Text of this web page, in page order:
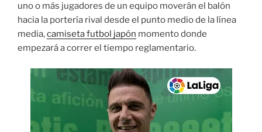
uno o más jugadores de un equipo moverán el balón
hacia la portería rival desde el punto medio de la línea
media,camiseta futbol japón momento donde
empezará a correr el tiempo reglamentario.